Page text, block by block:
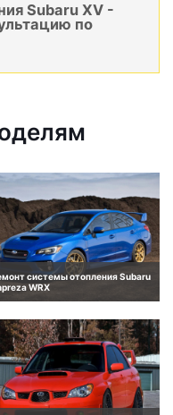
Subaru XV -
по
системы отопления Subaru
WRX